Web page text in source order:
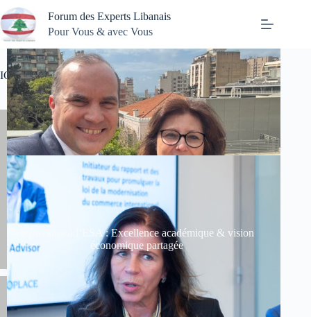
Passer
au
contenu
Forum des Experts Libanais
Pour Vous & avec Vous
ICC FRANCE
Rencontre à l’ESA : Excellence académique & vision
économique partagée